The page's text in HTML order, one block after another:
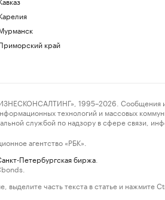
край
1995–2026. Сообщения и
технологий и массовых
службой по надзору в сфере связи,
агентство «РБК».
Петербургская биржа
выделите часть текста в статье и нажмите